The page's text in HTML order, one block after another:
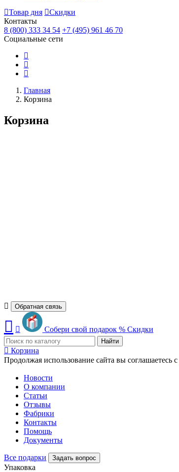
Товар дня
Скидки
Контакты
8 (800) 333 34 54 +7 (495) 961 46 70
Социальные сети
Главная
Корзина
Корзина
Обратная связь
Собери свой подарок % Скидки
Найти
Корзина
Продолжая использование сайта вы соглашаетесь с
Новости
О компании
Статьи
Отзывы
Фабрики
Контакты
Помощь
Документы
Все подарки Задать вопрос
Упаковка